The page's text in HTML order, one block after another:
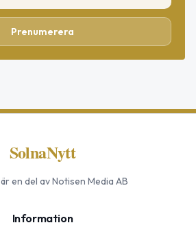
Prenumerera
SolnaNytt
är en del av Notisen Media AB
Information